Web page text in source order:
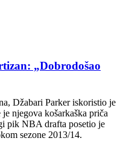
„Dobrodošao
Džabari Parker iskoristio je
njegova košarkaška priča
pik NBA drafta posetio je
sezone 2013/14.